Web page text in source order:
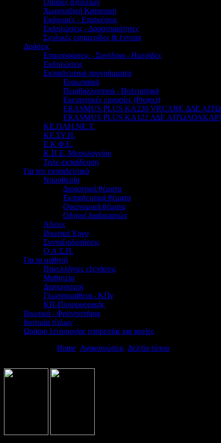
Χωροταξική Κατανομή
Εκδρομές - Επισκέψεις
Εκδηλώσεις - Δραστηριότητες
Σχολικές εφημερίδες & έντυπα
Δράσεις
Επιμορφώσεις - Συνέδρια - Ημερίδες
Εκδηλώσεις
Εκπαιδευτικά προγράμματα
Ευρωπαϊκά
Περιβαλλοντικά - Πολιτιστικά
Ερευνητικές εργασίες (Project)
ERASMUS PLUS KA220 VRCARE ΔΔΕ
ERASMUS PLUS KA122 ΔΔΕ
ΚΕ.ΠΛΗ.ΝΕ.Τ.
ΚΕ.ΣΥ.Π.
Ε.Κ.Φ.Ε.
Κ.Π.Ε. Μεσολογγίου
Τηλε-εκπαίδευση
Για τον εκπαιδευτικό
Νομοθεσία
Διοικητικά θέματα
Εκπαιδευτικά θέματα
Οικονομικά θέματα
Οδηγοί διαδικασιών
Άδειες
Ιδιωτικό Έργο
Συνταξιοδοτήσεις
Ο.Α.Σ.Π.
Για το μαθητή
Πανελλήνιες εξετάσεις
Μαθητεία
Διαγωνισμοί
Γλωσσομάθεια - ΚΠγ
ΚΠ-Πληροφορικής
Ιδιωτικά - Φροντιστήρια
Ισοτιμία τίτλων
Ωράριο λειτουργίας υπηρεσίας και αργίες
Home Ανακοινώσεις Δελτία τύπου